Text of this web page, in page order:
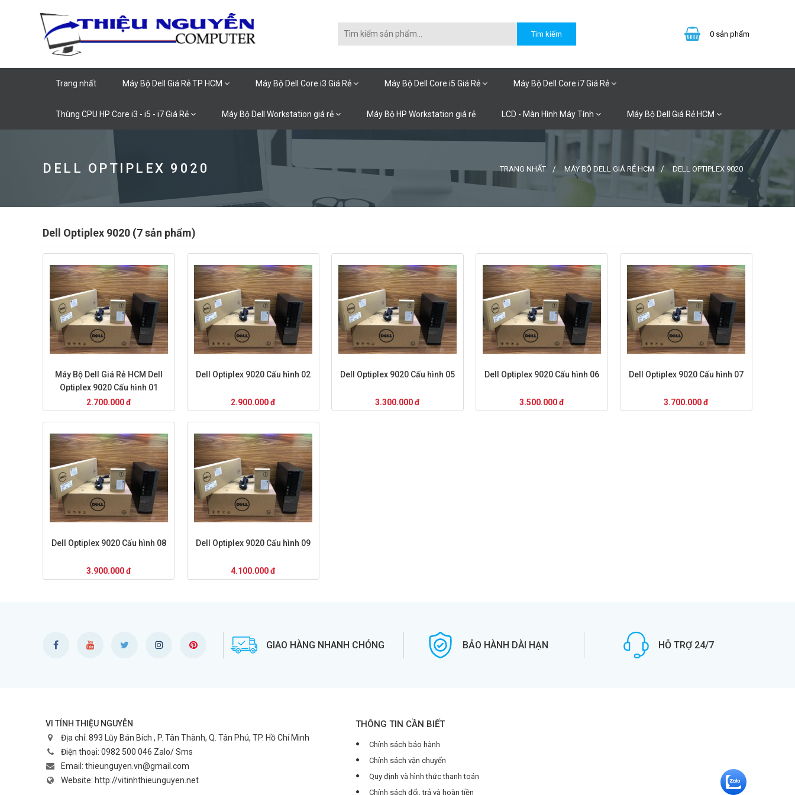
0 sản phẩm
Trang nhất Máy Bộ Dell Giá Rẻ TP HCM Máy Bộ Dell Core i3 Giá Rẻ Máy Bộ Dell Core i5 Giá Rẻ Máy Bộ Dell Core i7 Giá Rẻ
Thùng CPU HP Core i3 - i5 - i7 Giá Rẻ Máy Bộ Dell Workstation giá rẻ Máy Bộ HP Workstation giá rẻ LCD - Màn Hình Máy Tính Máy Bộ Dell Giá Rẻ HCM
DELL OPTIPLEX 9020 TRANG NHẤT MÁY BỘ DELL GIÁ RẺ HCM DELL OPTIPLEX 9020
Dell Optiplex 9020 (7 sản phẩm)
Máy Bộ Dell Giá Rẻ HCM Dell
Optiplex 9020 Cấu hình 01
2.700.000 đ
Dell Optiplex 9020 Cấu hình 02
2.900.000 đ
Dell Optiplex 9020 Cấu hình 05
3.300.000 đ
Dell Optiplex 9020 Cấu hình 06
3.500.000 đ
Dell Optiplex 9020 Cấu hình 07
3.700.000 đ
Dell Optiplex 9020 Cấu hình 08
3.900.000 đ
Dell Optiplex 9020 Cấu hình 09
4.100.000 đ
GIAO HÀNG NHANH CHÓNG BẢO HÀNH DÀI HẠN HỖ TRỢ 24/7
VI TÍNH THIỆU NGUYỄN
Địa chỉ: 893 Lũy Bán Bích , P. Tân Thành, Q. Tân Phú, TP. Hồ Chí Minh
Điện thoại: 0982 500 046 Zalo/ Sms
Email: thieunguyen.vn@gmail.com
Website: http://vitinhthieunguyen.net
THÔNG TIN CẦN BIẾT
Chính sách bảo hành
Chính sách vận chuyển
Quy định và hình thức thanh toán
Chính sách đổi, trả và hoàn tiền